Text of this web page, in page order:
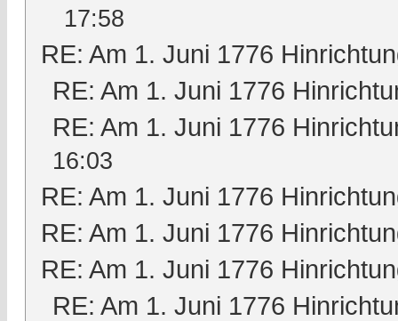
17:58
RE: Am 1. Juni 1776
RE: Am 1. Juni 1776
RE: Am 1. Juni 1776
16:03
RE: Am 1. Juni 1776
RE: Am 1. Juni 1776
RE: Am 1. Juni 1776
RE: Am 1. Juni 1776